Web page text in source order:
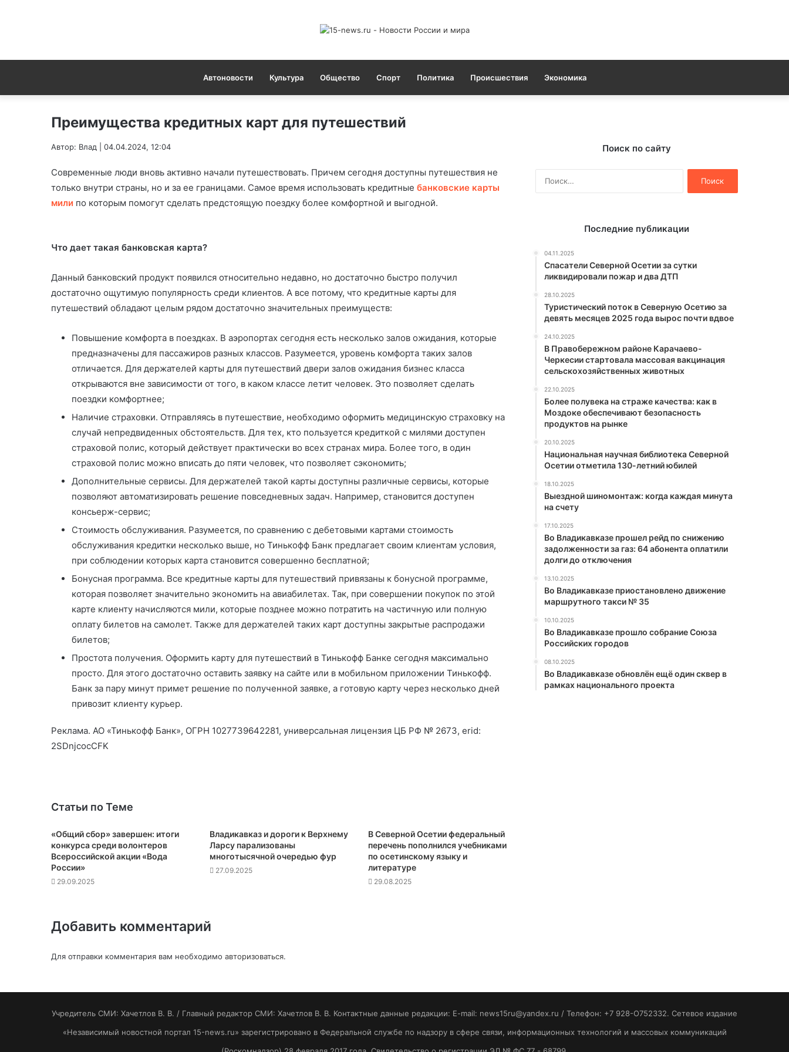
Автоновости Культура Общество Спорт Политика Происшествия Экономика
Преимущества кредитных карт для путешествий
Автор: Влад | 04.04.2024, 12:04
Современные люди вновь активно начали путешествовать. Причем сегодня доступны путешествия не
только внутри страны, но и за ее границами. Самое время использовать кредитные банковские карты
мили по которым помогут сделать предстоящую поездку более комфортной и выгодной.
Что дает такая банковская карта?
Данный банковский продукт появился относительно недавно, но достаточно быстро получил
достаточно ощутимую популярность среди клиентов. А все потому, что кредитные карты для
путешествий обладают целым рядом достаточно значительных преимуществ:
Повышение комфорта в поездках. В аэропортах сегодня есть несколько залов ожидания, которые
предназначены для пассажиров разных классов. Разумеется, уровень комфорта таких залов
отличается. Для держателей карты для путешествий двери залов ожидания бизнес класса
открываются вне зависимости от того, в каком классе летит человек. Это позволяет сделать
поездки комфортнее;
Наличие страховки. Отправляясь в путешествие, необходимо оформить медицинскую страховку на
случай непредвиденных обстоятельств. Для тех, кто пользуется кредиткой с милями доступен
страховой полис, который действует практически во всех странах мира. Более того, в один
страховой полис можно вписать до пяти человек, что позволяет сэкономить;
Дополнительные сервисы. Для держателей такой карты доступны различные сервисы, которые
позволяют автоматизировать решение повседневных задач. Например, становится доступен
консьерж-сервис;
Стоимость обслуживания. Разумеется, по сравнению с дебетовыми картами стоимость
обслуживания кредитки несколько выше, но Тинькофф Банк предлагает своим клиентам условия,
при соблюдении которых карта становится совершенно бесплатной;
Бонусная программа. Все кредитные карты для путешествий привязаны к бонусной программе,
которая позволяет значительно экономить на авиабилетах. Так, при совершении покупок по этой
карте клиенту начисляются мили, которые позднее можно потратить на частичную или полную
оплату билетов на самолет. Также для держателей таких карт доступны закрытые распродажи
билетов;
Простота получения. Оформить карту для путешествий в Тинькофф Банке сегодня максимально
просто. Для этого достаточно оставить заявку на сайте или в мобильном приложении Тинькофф.
Банк за пару минут примет решение по полученной заявке, а готовую карту через несколько дней
привозит клиенту курьер.
Реклама. АО «Тинькофф Банк», ОГРН 1027739642281, универсальная лицензия ЦБ РФ № 2673, erid:
2SDnjcocCFK
Статьи по Теме
«Общий сбор» завершен: итоги
конкурса среди волонтеров
Всероссийской акции «Вода
России»
29.09.2025
Владикавказ и дороги к Верхнему
Ларсу парализованы
многотысячной очередью фур
27.09.2025
В Северной Осетии федеральный
перечень пополнился учебниками
по осетинскому языку и
литературе
29.08.2025
Добавить комментарий
Для отправки комментария вам необходимо авторизоваться.
Поиск по сайту
Последние публикации
04.11.2025
Спасатели Северной Осетии за сутки
ликвидировали пожар и два ДТП
28.10.2025
Туристический поток в Северную Осетию за
девять месяцев 2025 года вырос почти вдвое
24.10.2025
В Правобережном районе Карачаево-
Черкесии стартовала массовая вакцинация
сельскохозяйственных животных
22.10.2025
Более полувека на страже качества: как в
Моздоке обеспечивают безопасность
продуктов на рынке
20.10.2025
Национальная научная библиотека Северной
Осетии отметила 130-летний юбилей
18.10.2025
Выездной шиномонтаж: когда каждая минута
на счету
17.10.2025
Во Владикавказе прошел рейд по снижению
задолженности за газ: 64 абонента оплатили
долги до отключения
13.10.2025
Во Владикавказе приостановлено движение
маршрутного такси № 35
10.10.2025
Во Владикавказе прошло собрание Союза
Российских городов
08.10.2025
Во Владикавказе обновлён ещё один сквер в
рамках национального проекта
Учредитель СМИ: Хaчeтлoв B. B. / Главный редактор СМИ: Хaчeтлoв B. B. Контактные данные редакции: E-mail: news15ru@yandex.ru / Телефон: +7 928-O752332. Сетевое издание
«Независимый новостной портал 15-news.ru» зарегистрировано в Федеральной службе по надзору в сфере связи, информационных технологий и массовых коммуникаций